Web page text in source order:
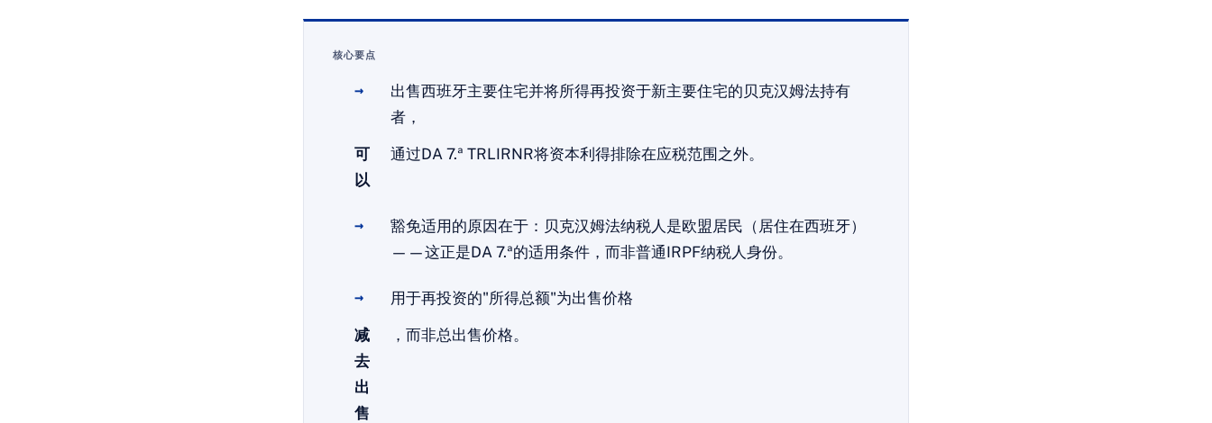
核心要点
出售西班牙主要住宅并将所得再投资于新主要住宅的贝克汉姆法持有
者，
可
以
通过DA 7.ª TRLIRNR将资本利得排除在应税范围之外。
豁免适用的原因在于：贝克汉姆法纳税人是欧盟居民（居住在西班牙）
——这正是DA 7.ª的适用条件，而非普通IRPF纳税人身份。
用于再投资的"所得总额"为出售价格
减
去
出
售
，而非总出售价格。